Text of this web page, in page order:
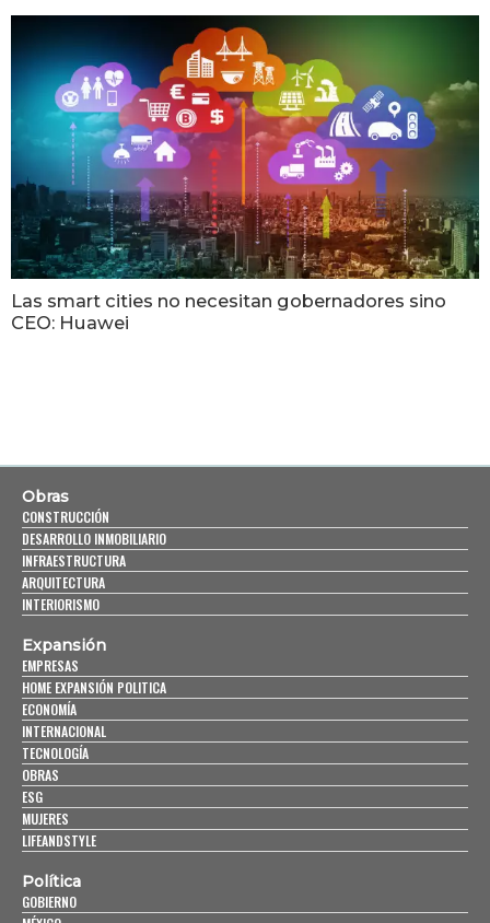
Las smart cities no necesitan gobernadores sino
CEO: Huawei
Obras
CONSTRUCCIÓN
DESARROLLO INMOBILIARIO
INFRAESTRUCTURA
ARQUITECTURA
INTERIORISMO
Expansión
EMPRESAS
HOME EXPANSIÓN POLITICA
ECONOMÍA
INTERNACIONAL
TECNOLOGÍA
OBRAS
ESG
MUJERES
LIFEANDSTYLE
Política
GOBIERNO